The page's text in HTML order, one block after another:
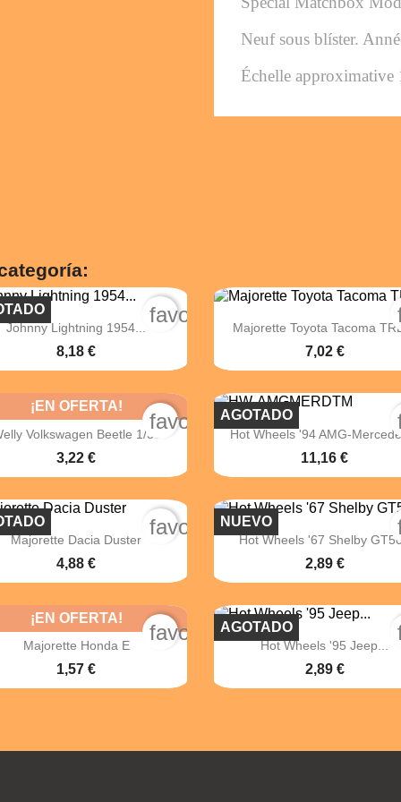
Neuf sous blíster.
Échelle approximative
 Vista rápida
Johnny Lightning 1954...
8,18 €
favorite_border Vista rápida
Majorette Toyota Tacoma
7,02 €
 Vista rápida
Volkswagen Beetle 1/38
3,22 €
¡EN OFERTA!
favorite_border
 Vista rápida
Hot Wheels '94 AMG-
11,16 €
AGOTADO
 Vista rápida
Majorette Dacia Duster
4,88 €
favorite_border Vista rápida
Hot Wheels '67 Shelby
2,89 €
NUEVO
 Vista rápida
Majorette Honda E
1,57 €
¡EN OFERTA!
favorite_border
 Vista rápida
Hot Wheels '95 Jeep...
2,89 €
AGOTADO